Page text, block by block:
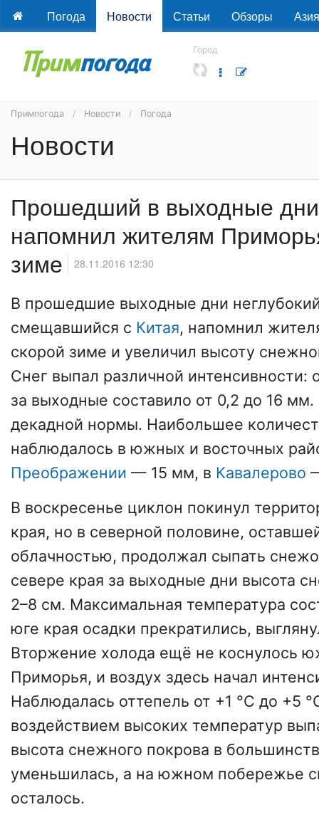
Погода Новости Статьи Обзоры Азия
Город
Примпогода Новости Погода
Новости
Прошедший в выходные дни
напомнил жителям
зиме
28.11.2016 12:30
В прошедшие выходные дни
смещавшийся с Китая, напомнил
скорой зиме и увеличил высоту
Снег выпал различной интенсивности:
за выходные составило от 0,2 до 16
декадной нормы. Наибольшее
наблюдалось в южных и восточных
Преображении — 15 мм, в Кавалерово
В воскресенье циклон покинул
края, но в северной половине,
облачностью, продолжал сыпать
севере края за выходные дни высота
2–8 см. Максимальная температура
юге края осадки прекратились,
Вторжение холода ещё не коснулось
Приморья, и воздух здесь начал
Наблюдалась оттепель от +1 °С до +5
воздействием высоких температур
высота снежного покрова в
уменьшилась, а на южном побережье
осталось.